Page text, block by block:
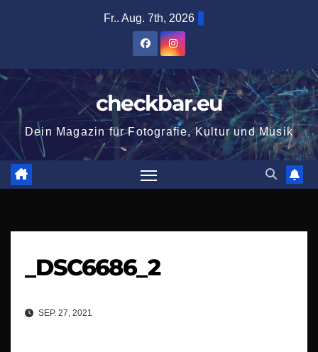
Fr.. Aug. 7th, 2026
checkbar.eu
Dein Magazin für Fotografie, Kultur und Musik
_DSC6686_2
SEP. 27, 2021